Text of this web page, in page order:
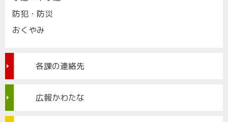
防犯・防災
おくやみ
各課の連絡先
広報かわたな